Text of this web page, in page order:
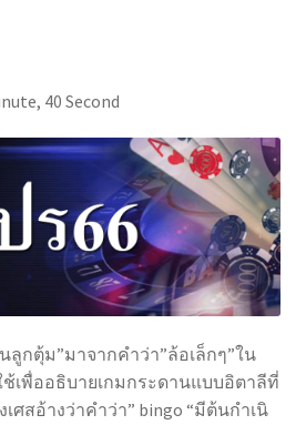
40 Second
ลูกตุ้ม”มาจากคําว่า”ล้อเล็กๆ”ใน
เพื่ออธิบายเกมกระดานแบบอิตาลีที่
ศสอ้างว่าคําว่า” bingo “มีต้นกําเนิ